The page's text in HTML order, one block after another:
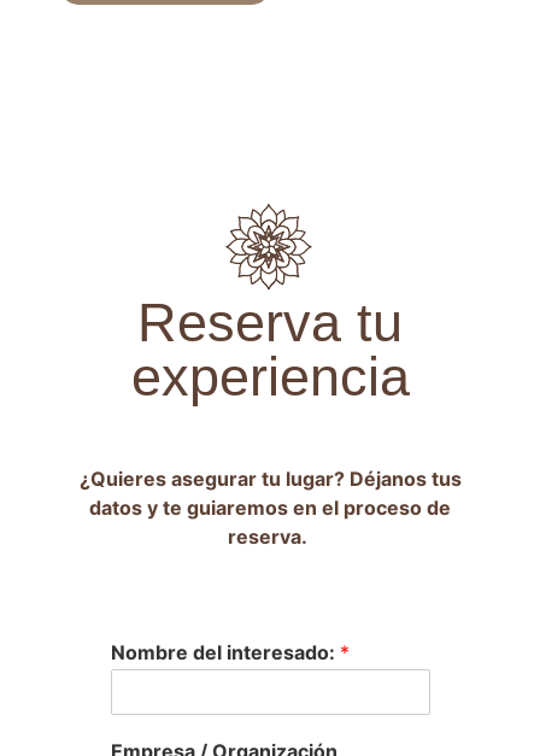
Reserva tu
experiencia
¿Quieres asegurar tu lugar? Déjanos tus
datos y te guiaremos en el proceso de
reserva.
Nombre del interesado: *